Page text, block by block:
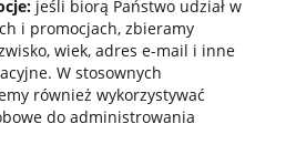
jeśli biorą Państwo udział w
i promocjach, zbieramy
wiek, adres e-mail i inne
W stosownych
również wykorzystywać
do administrowania